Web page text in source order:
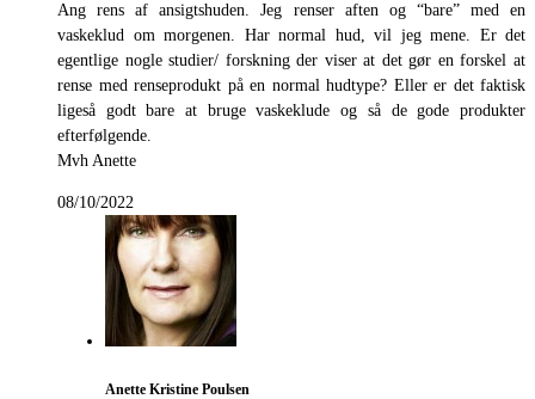
Ang rens af ansigtshuden. Jeg renser aften og “bare” med en
vaskeklud om morgenen. Har normal hud, vil jeg mene. Er det
egentlige nogle studier/ forskning der viser at det gør en forskel at
rense med renseprodukt på en normal hudtype? Eller er det faktisk
ligeså godt bare at bruge vaskeklude og så de gode produkter
efterfølgende.
Mvh Anette
08/10/2022
Anette Kristine Poulsen